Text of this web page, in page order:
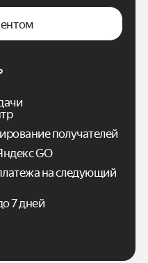
получателей
GO
на следующий
7 дней